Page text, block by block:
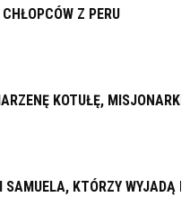
Z PERU
KOTUŁĘ, MISJONARKĘ
SAMUELA, KTÓRZY WYJADĄ